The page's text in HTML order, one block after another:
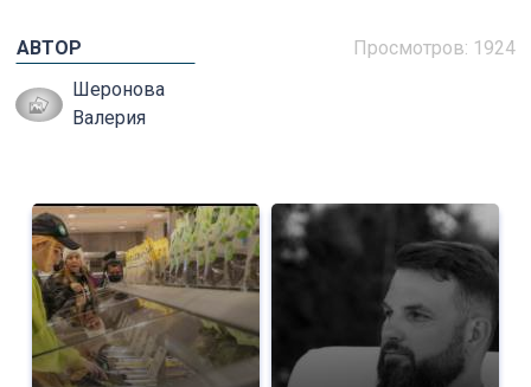
Просмотров: 1924
АВТОР
Шеронова
Валерия